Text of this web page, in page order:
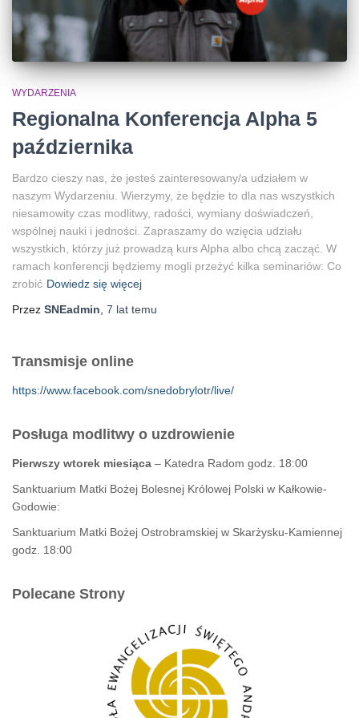
WYDARZENIA
Regionalna Konferencja Alpha 5
października
Bardzo cieszy nas, że jesteś zainteresowany/a udziałem w
naszym Wydarzeniu. Wierzymy, że będzie to dla nas wszystkich
niesamowity czas modlitwy, radości, wymiany doświadczeń,
wspólnej nauki i jedności. Zapraszamy do wzięcia udziału
wszystkich, którzy już prowadzą kurs Alpha albo chcą zacząć. W
ramach konferencji będziemy mogli przeżyć kilka seminariów: Co
zrobić Dowiedz się więcej
Przez SNEadmin 7 lat temu
Transmisje online
https://www.facebook.com/snedobrylotr/live/
Posługa modlitwy o uzdrowienie
Pierwszy wtorek miesiąca – Katedra Radom godz. 18:00
Sanktuarium Matki Bożej Bolesnej Królowej Polski w Kałkowie-
Godowie:
Sanktuarium Matki Bożej Ostrobramskiej w Skarżysku-Kamiennej
godz. 18:00
Polecane Strony